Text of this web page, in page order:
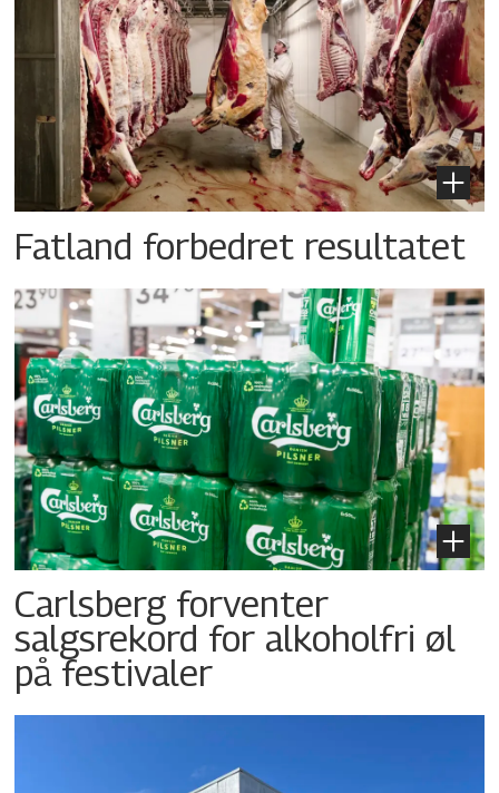
Fatland forbedret resultatet
Carlsberg forventer
salgsrekord for alkoholfri øl
på festivaler